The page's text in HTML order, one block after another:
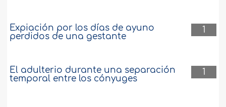
1
Expiación por los días de ayuno
perdidos de una gestante
1
El adulterio durante una separación
temporal entre los cónyuges